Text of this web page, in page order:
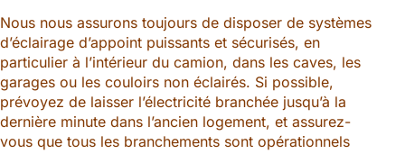
Nous nous assurons toujours de disposer de systèmes
d’éclairage d’appoint puissants et sécurisés, en
particulier à l’intérieur du camion, dans les caves, les
garages ou les couloirs non éclairés. Si possible,
prévoyez de laisser l’électricité branchée jusqu’à la
dernière minute dans l’ancien logement, et assurez-
vous que tous les branchements sont opérationnels